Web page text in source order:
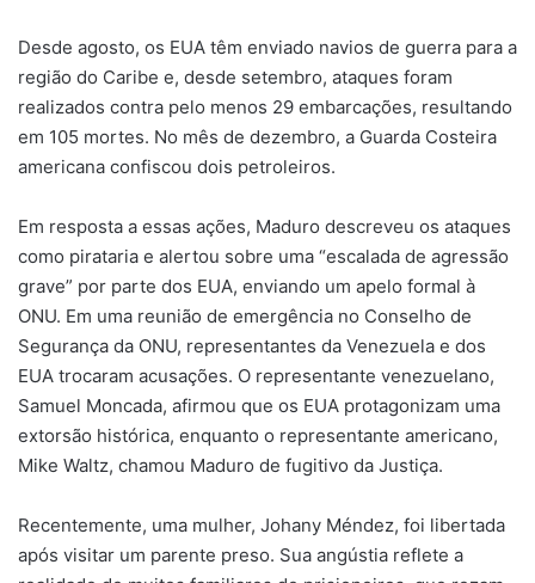
Desde agosto, os EUA têm enviado navios de guerra para a
região do Caribe e, desde setembro, ataques foram
realizados contra pelo menos 29 embarcações, resultando
em 105 mortes. No mês de dezembro, a Guarda Costeira
americana confiscou dois petroleiros.
Em resposta a essas ações, Maduro descreveu os ataques
como pirataria e alertou sobre uma “escalada de agressão
grave” por parte dos EUA, enviando um apelo formal à
ONU. Em uma reunião de emergência no Conselho de
Segurança da ONU, representantes da Venezuela e dos
EUA trocaram acusações. O representante venezuelano,
Samuel Moncada, afirmou que os EUA protagonizam uma
extorsão histórica, enquanto o representante americano,
Mike Waltz, chamou Maduro de fugitivo da Justiça.
Recentemente, uma mulher, Johany Méndez, foi libertada
após visitar um parente preso. Sua angústia reflete a